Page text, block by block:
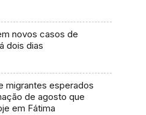
novos casos de
dois dias
migrantes esperados
de agosto que
em Fátima